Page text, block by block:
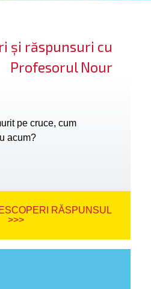
și răspunsuri cu
Profesorul Nour
pe cruce, cum
acum?
RĂSPUNSUL
>>>